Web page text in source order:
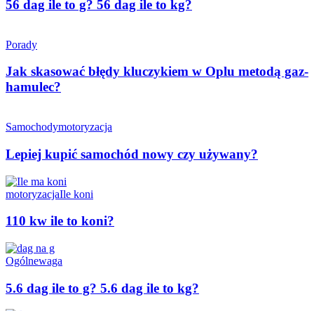
56 dag ile to g? 56 dag ile to kg?
Porady
Jak skasować błędy kluczykiem w Oplu metodą gaz-
hamulec?
Samochodymotoryzacja
Lepiej kupić samochód nowy czy używany?
motoryzacjaIle koni
110 kw ile to koni?
Ogólnewaga
5.6 dag ile to g? 5.6 dag ile to kg?